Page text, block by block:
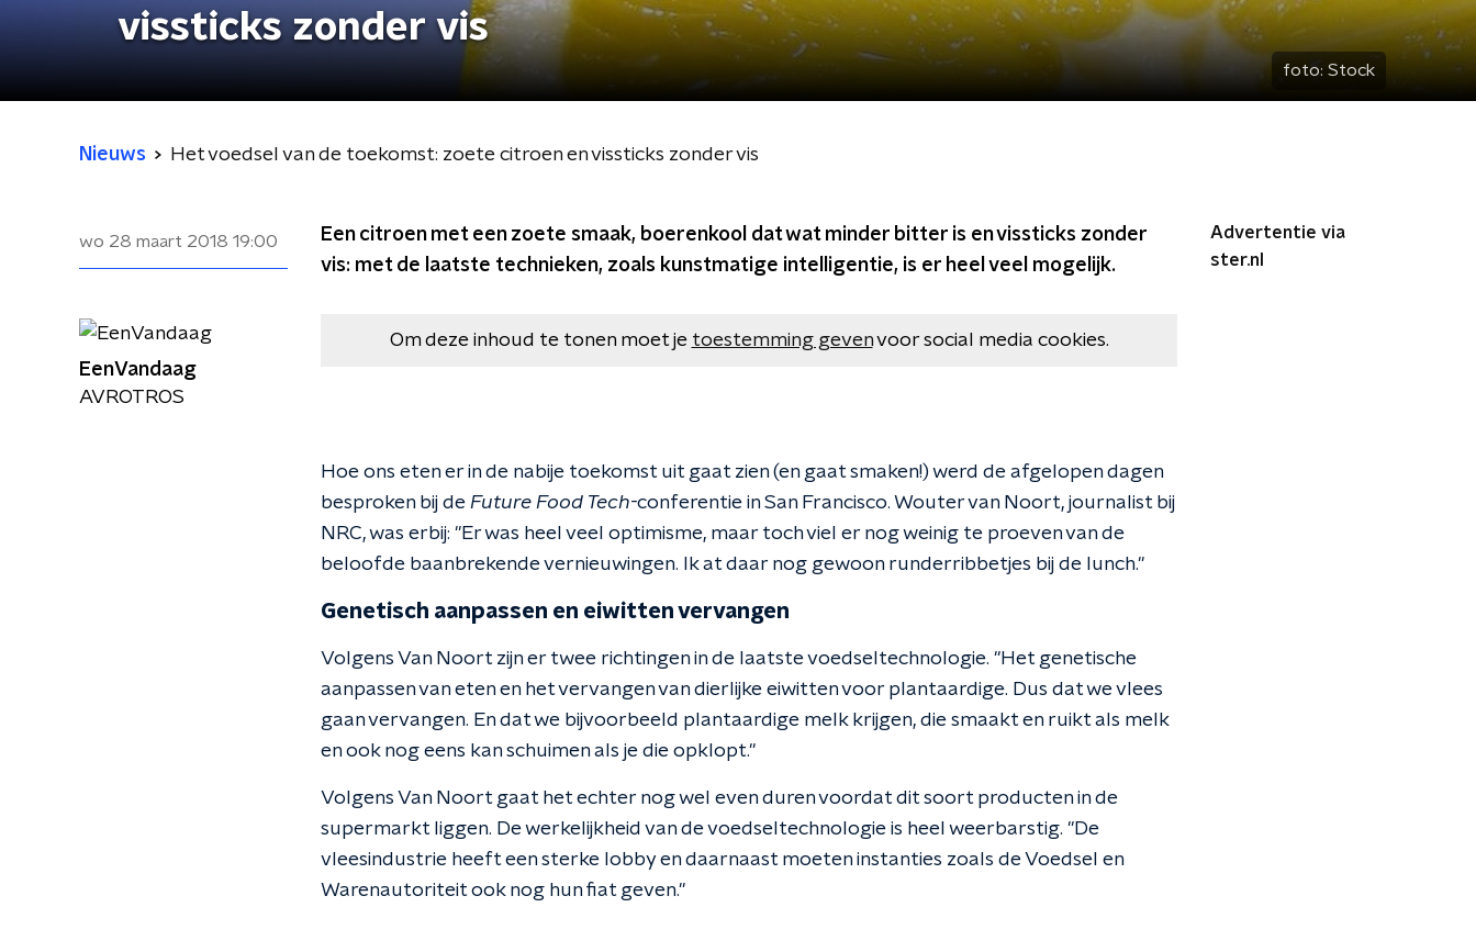
vissticks zonder vis
foto: Stock
Nieuws Het voedsel van de toekomst: zoete citroen en vissticks zonder vis
wo 28 maart 2018 19:00
Een citroen met een zoete smaak, boerenkool dat wat minder bitter is en vissticks zonder
vis: met de laatste technieken, zoals kunstmatige intelligentie, is er heel veel mogelijk.
Om deze inhoud te tonen moet je toestemming gevenvoor social media cookies.
Hoe ons eten er in de nabije toekomst uit gaat zien (en gaat smaken!) werd de afgelopen dagen
besproken bij de Future Food Tech-conferentie in San Francisco. Wouter van Noort, journalist bij
NRC, was erbij: "Er was heel veel optimisme, maar toch viel er nog weinig te proeven van de
beloofde baanbrekende vernieuwingen. Ik at daar nog gewoon runderribbetjes bij de lunch."
Genetisch aanpassen en eiwitten vervangen
Volgens Van Noort zijn er twee richtingen in de laatste voedseltechnologie. "Het genetische
aanpassen van eten en het vervangen van dierlijke eiwitten voor plantaardige. Dus dat we vlees
gaan vervangen. En dat we bijvoorbeeld plantaardige melk krijgen, die smaakt en ruikt als melk
en ook nog eens kan schuimen als je die opklopt."
Volgens Van Noort gaat het echter nog wel even duren voordat dit soort producten in de
supermarkt liggen. De werkelijkheid van de voedseltechnologie is heel weerbarstig. "De
vleesindustrie heeft een sterke lobby en daarnaast moeten instanties zoals de Voedsel en
Warenautoriteit ook nog hun fiat geven."
Advertentie via
ster.nl
EenVandaag
AVROTROS